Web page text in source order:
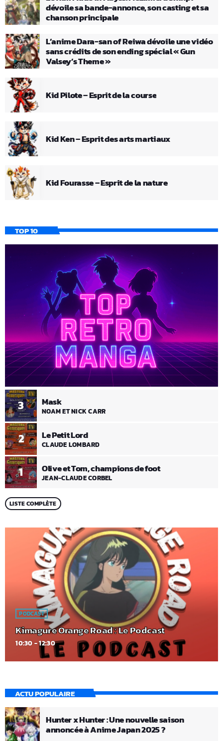
dévoile sa bande-annonce, son casting et sa
chanson principale
L’anime Dara-san of Reiwa dévoile une vidéo
sans crédits de son ending spécial « Gun
Valsey’s Theme »
Kid Pilote – Esprit de la course
Kid Ken – Esprit des arts martiaux
Kid Fourasse – Esprit de la nature
TOP 10
1 Olive et Tom, champions de foot
JEAN-CLAUDE CORBEL
2 Le Petit Lord
CLAUDE LOMBARD
3 Mask
NOAM ET NICK CARR
LISTE COMPLÈTE
PODCAST
Kimagure Orange Road : Le Podcast
10:30 - 12:30
ACTU POPULAIRE
Hunter x Hunter : Une nouvelle saison
annoncée à Anime Japan 2025 ?